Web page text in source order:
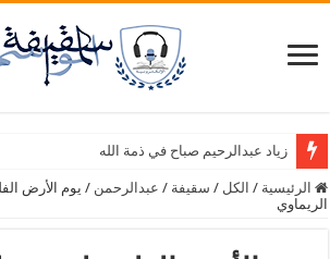
زياد عبدالرحيم صباح في ذمة الله
الرئيسية / الكل / سقيفة / عبدالرحمن / يوم الأرض
الريماوي